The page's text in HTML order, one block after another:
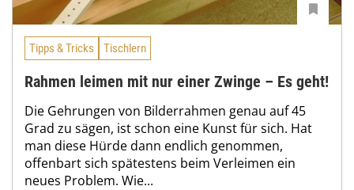
Tipps & Tricks Tischlern
Rahmen leimen mit nur einer Zwinge – Es geht!
Die Gehrungen von Bilderrahmen genau auf 45
Grad zu sägen, ist schon eine Kunst für sich. Hat
man diese Hürde dann endlich genommen,
offenbart sich spätestens beim Verleimen ein
neues Problem. Wie...